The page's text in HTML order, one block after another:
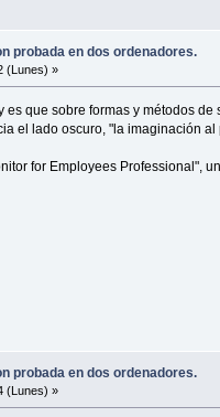
probada en dos ordenadores.
(Lunes) »
es que sobre formas y métodos
el lado oscuro, "la imaginación al
for Employees Professional",
probada en dos ordenadores.
(Lunes) »